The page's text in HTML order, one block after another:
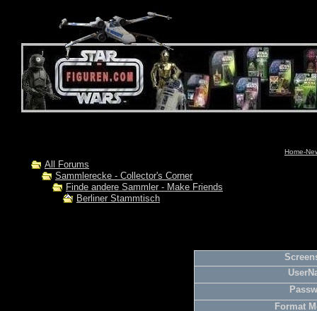
Home-
All Forums
Sammlerecke - Collector's Corner
Finde andere Sammler - Make Friends
Berliner Stammtisch
Format